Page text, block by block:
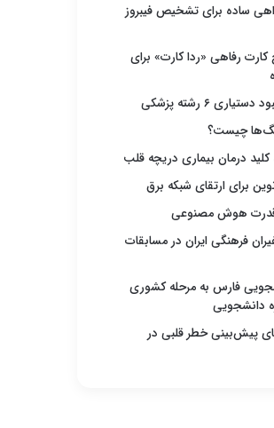
ساده برای تشخیص فیبروز
رفاهی «ردا کارت» برای
۶ رشته پزشکی
چیست؟
درمان بیماری دریچه قلب
برای ارتقای شبکه برق
قدرت هوش مصنوعی
فرهنگی ایران در مسابقات
دانشجویی فارس به مرحله کشوری
دانشجویی
پیش‌بینی خطر قلبی در